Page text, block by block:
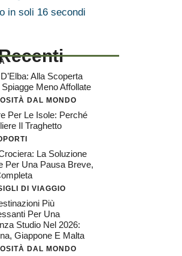
in soli 16 secondi
Alla Scoperta
Spiagge Meno Affollate
DAL MONDO
Per Le Isole: Perché
Il Traghetto
La Soluzione
Per Una Pausa Breve,
DI VIAGGIO
Più
Per Una
Studio Nel 2026:
Giappone E Malta
DAL MONDO